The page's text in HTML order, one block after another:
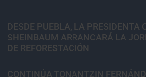
DESDE PUEBLA, LA PRESIDENTA
SHEINBAUM ARRANCARÁ LA
DE REFORESTACIÓN
CONTINÚA TONANTZIN